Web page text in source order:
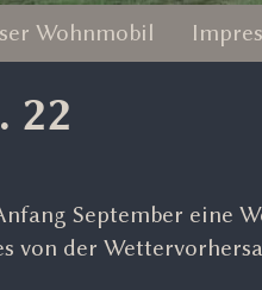
Wohnmobil
22
September eine
von der